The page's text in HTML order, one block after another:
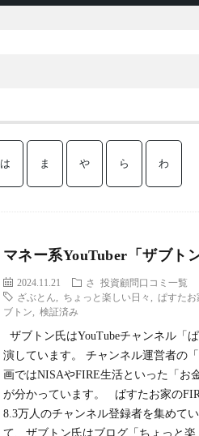
は ま や ら わ
マネー系YouTuber「ザブトン
2024.11.21 さ
投資顧問口コミ一覧
ざぶとん
ちょっと楽しい日々 ぱすたお
ブトン
検証済み
ザブトン氏はYouTubeチャンネル「
演しています。 チャンネル運営者の
画ではNISAやFIRE生活といった「お
が分かっています。 ぱすたお家の
8.3万人のチャンネル登録者を集めて
て、ザブトン氏はブログ「ちょっと